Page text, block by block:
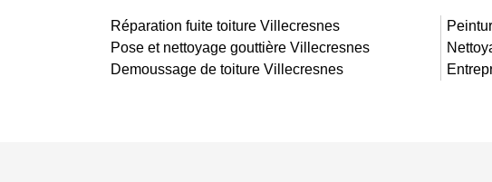
Réparation fuite toiture Villecresnes
Pose et nettoyage gouttière Villecresnes
Demoussage de toiture Villecresnes